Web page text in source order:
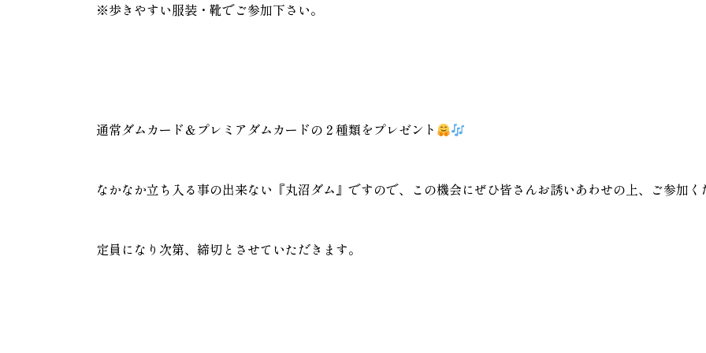
※歩きやすい服装・靴でご参加下さい。
通常ダムカード＆プレミアダムカードの２種類をプレゼント
なかなか立ち入る事の出来ない『丸沼ダム』ですので、この機会にぜひ皆さんお誘いあわせの上、ご参加く
定員になり次第、締切とさせていただきます。